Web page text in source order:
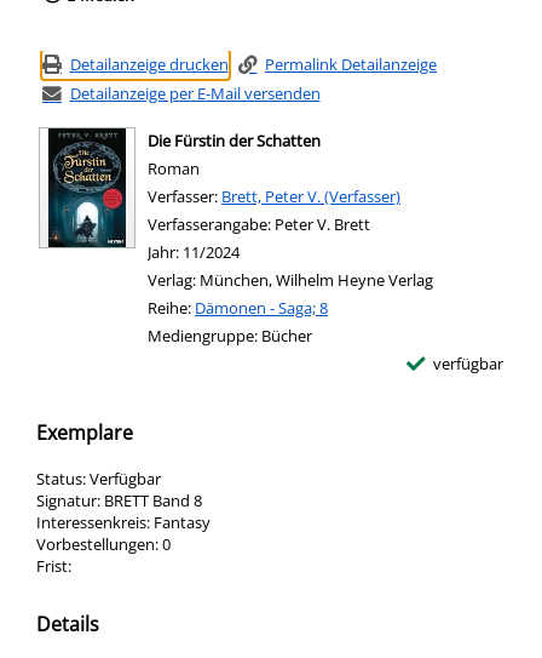
Detailanzeige drucken
Permalink Detailanzeige
Detailanzeige per E-Mail versenden
Die Fürstin der Schatten
Roman
Verfasser: Suche nach diesem Verfasser
Brett, Peter V. (Verfasser)
Verfasserangabe: Peter V. Brett
Jahr: 11/2024
Verlag: München, Wilhelm Heyne Verlag
Reihe: Dämonen - Saga; 8
Mediengruppe: Bücher
verfügbar
Exemplare
Status:Verfügbar
Signatur: BRETT Band 8
Interessenkreis: Fantasy
Vorbestellungen:0
Frist:
Details